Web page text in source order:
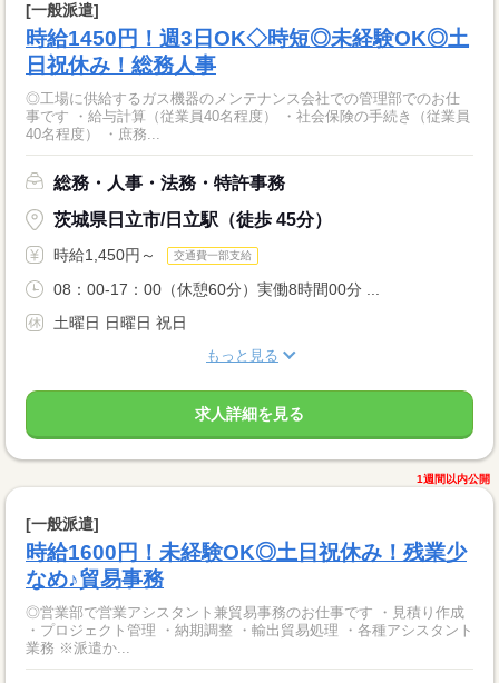
[一般派遣]
時給1450円！週3日OK◇時短◎未経験OK◎土
日祝休み！総務人事
◎工場に供給するガス機器のメンテナンス会社での管理部でのお仕
事です ・給与計算（従業員40名程度） ・社会保険の手続き（従業員
40名程度） ・庶務...
総務・人事・法務・特許事務
茨城県日立市/日立駅（徒歩 45分）
時給1,450円～ 交通費一部支給
08：00-17：00（休憩60分）実働8時間00分 ...
土曜日 日曜日 祝日
もっと見る
求人詳細を見る
1週間以内公開
[一般派遣]
時給1600円！未経験OK◎土日祝休み！残業少
なめ♪貿易事務
◎営業部で営業アシスタント兼貿易事務のお仕事です ・見積り作成
・プロジェクト管理 ・納期調整 ・輸出貿易処理 ・各種アシスタント
業務 ※派遣か...